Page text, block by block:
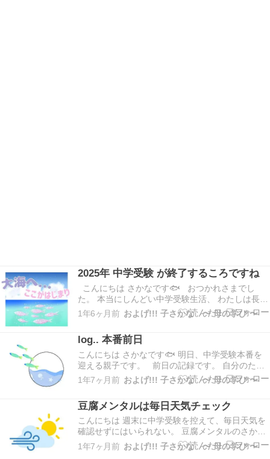
2025年 中学受験 が終了するころですね
こんにちは さかなです🐟 おつかれさまでし
た。 本当にしんどい中学受験生活、 わたしは長女
→次女ぶっ続け ６年間が終わりました。 ６年前
はかわいい子供たちも、立派に生意気になり😅 母
験やってよかった、と言ってくれていま…
1年6ヶ月前 およげ!!! 子さかな 〜 母の学び 〜
log.. 本番前日
こんにちは さかなです🐟 明日、中学受験本番を
迎える親子です。 前日の記録です。 自分のため
に書いたので、ながくダラダラしてます。 公開す
るか迷ったのですが、、一応。 前日であっても
半からお勉強開始です。 ＊朝勉 算数…
1年7ヶ月前 およげ!!! 子さかな 〜 母の学び 〜
豆腐メンタルは毎日天気チェック
こんにちは 週末に中学受験を控えて、毎日天気を
確認せずにはいられない。 豆腐メンタルのさかな
です🐟 アップルさんの１０日間 天気予報 試験期
間中の天気が出揃いました！ 本番のお天気はまぁ
1年7ヶ月前 およげ!!! 子さかな 〜 母の学び 〜